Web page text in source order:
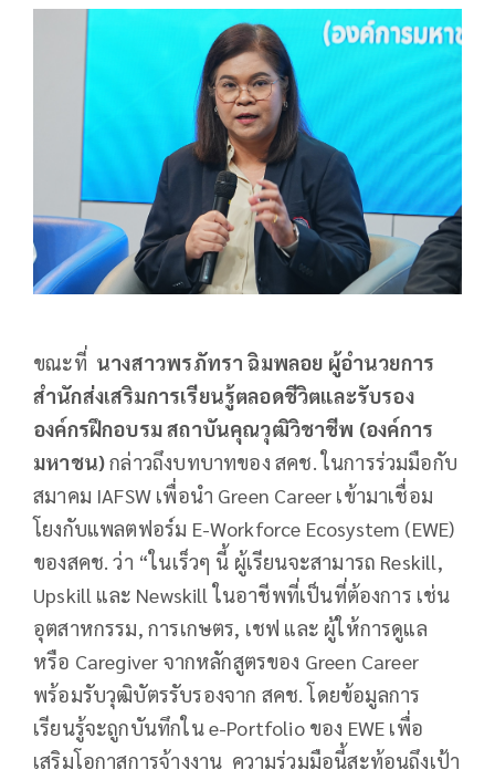
ขณะที่ นางสาวพรภัทรา ฉิมพลอย ผู้อำนวยการ
สำนักส่งเสริมการเรียนรู้ตลอดชีวิตและรับรอง
องค์กรฝึกอบรม สถาบันคุณวุฒิวิชาชีพ (องค์การ
มหาชน)กล่าวถึงบทบาทของ สคช. ในการร่วมมือกับ
สมาคม IAFSW เพื่อนำ Green Career เข้ามาเชื่อม
โยงกับแพลตฟอร์ม E-Workforce Ecosystem (EWE)
ของสคช. ว่า “ในเร็วๆ นี้ ผู้เรียนจะสามารถ Reskill,
Upskill และ Newskill ในอาชีพที่เป็นที่ต้องการ เช่น
อุตสาหกรรม, การเกษตร, เชฟ และ ผู้ให้การดูแล
หรือ Caregiver จากหลักสูตรของ Green Career
พร้อมรับวุฒิบัตรรับรองจาก สคช. โดยข้อมูลการ
เรียนรู้จะถูกบันทึกใน e-Portfolio ของ EWE เพื่อ
เสริมโอกาสการจ้างงาน ความร่วมมือนี้สะท้อนถึงเป้า